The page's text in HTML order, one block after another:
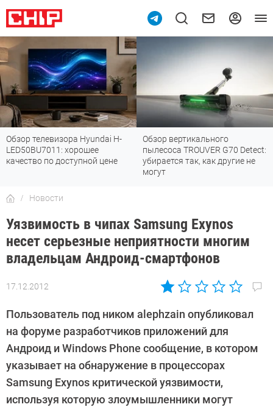
Обзор телевизора Hyundai H-
LED50BU7011: хорошее
качество по доступной цене
Обзор вертикального
пылесоса TROUVER G70 Detect:
убирается так, как другие не
могут
Новости
Уязвимость в чипах Samsung Exynos
несет серьезные неприятности многим
владельцам Андроид-смартфонов
17.12.2012
Автор:
Пользователь под ником alephzain опубликовал
на форуме разработчиков приложений для
Андроид и Windows Phone сообщение, в котором
указывает на обнаружение в процессорах
Samsung Exynos критической уязвимости,
используя которую злоумышленники могут